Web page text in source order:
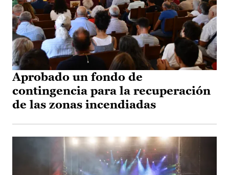
Aprobado un fondo de
contingencia para la recuperación
de las zonas incendiadas